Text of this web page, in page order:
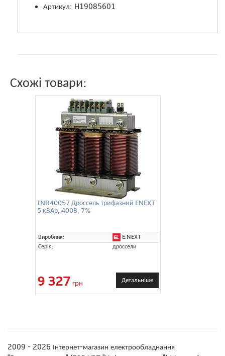
Артикул: H19085601
Схожі товари:
INR40057 Дроссель трифазний ENEXT
5 кВАр, 400В, 7%
Виробник:
E.NEXT
Серія:
дроссели
9 327 грн Детальніше
2009 - 2026 Інтернет-магазин електрообладнання